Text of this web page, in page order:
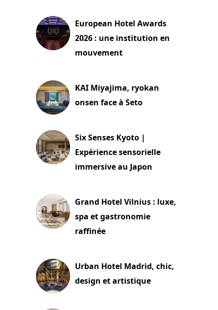
European Hotel Awards
2026 : une institution en
mouvement
KAI Miyajima, ryokan
onsen face à Seto
Six Senses Kyoto |
Expérience sensorielle
immersive au Japon
Grand Hotel Vilnius : luxe,
spa et gastronomie
raffinée
Urban Hotel Madrid, chic,
design et artistique